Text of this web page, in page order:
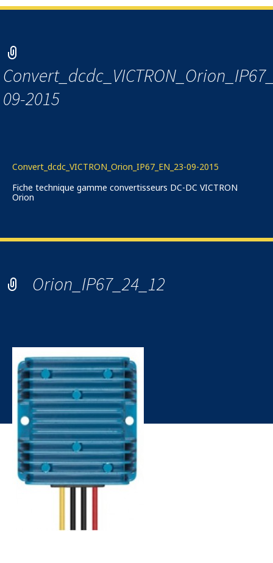
09-2015
Convert_dcdc_VICTRON_Orion_IP67_EN_23-09-2015
Fiche technique gamme convertisseurs DC-DC VICTRON
Orion
Orion_IP67_24_12